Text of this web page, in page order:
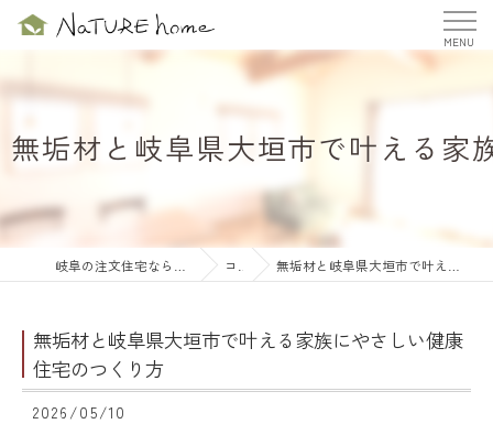
無垢材と岐阜県大垣市で叶える家
コラム 無垢材と岐阜県大垣市で叶える家族にやさしい健康住宅のつくり方
無垢材と岐阜県大垣市で叶える家族にやさしい健康
住宅のつくり方
2026/05/10